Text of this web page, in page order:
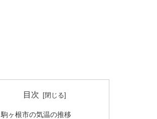
目次
駒ヶ根市の気温の推移